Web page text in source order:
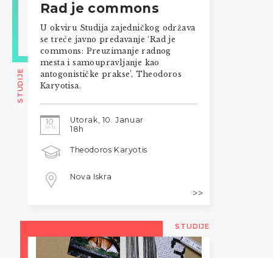
STUDIJE
Rad je commons
U okviru Studija zajedničkog održava
se treće javno predavanje ‘Rad je
commons: Preuzimanje radnog
mesta i samoupravljanje kao
antogonističke prakse’, Theodoros
Karyotisa.
10
JAN
Utorak, 10. Januar
18h
Theodoros Karyotis
Nova Iskra
STUDIJE